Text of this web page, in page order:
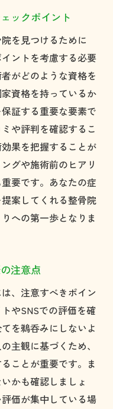
ックポイント
を見つけるために
ントを考慮する必要
がどのような資格を
資格を持っているか
証する重要な要素で
や評判を確認するこ
果を把握することが
グや施術前のヒアリ
要です。あなたの症
案してくれる整骨院
への第一歩となりま
注意点
、注意すべきポイン
やSNSでの評価を確
を鵜呑みにしないよ
主観に基づくため、
ことが重要です。ま
かも確認しましょ
価が集中している場